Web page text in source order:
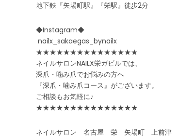
地下鉄『矢場町駅』『栄駅』徒歩2分
◆Instagram◆
nailx_sakaegas_bynailx
★★★★★★★★★★★★★★★
ネイルサロンNAILX栄ガビルでは、
深爪・噛み爪でお悩みの方へ
『深爪・噛み爪コース』がございます。
ご相談もお気軽に♪
★★★★★★★★★★★★★★★
ネイルサロン 名古屋 栄 矢場町 上前津